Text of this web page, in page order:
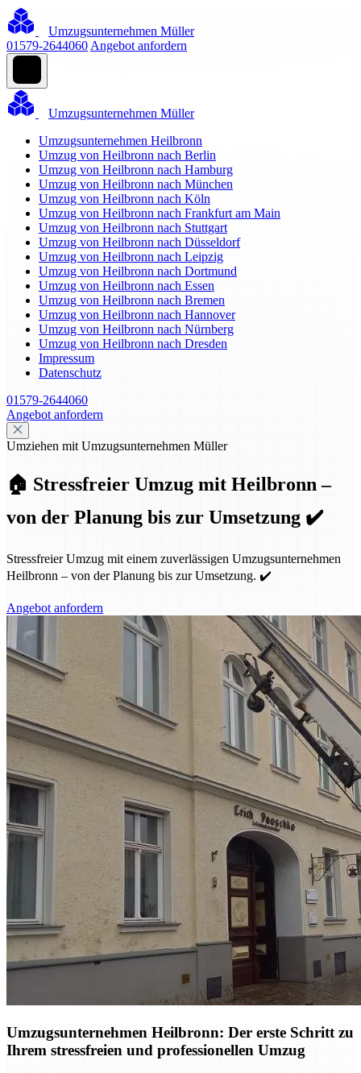
Umzugsunternehmen Müller
01579-2644060 Angebot anfordern
Umzugsunternehmen Müller
Umzugsunternehmen Heilbronn
Umzug von Heilbronn nach Berlin
Umzug von Heilbronn nach Hamburg
Umzug von Heilbronn nach München
Umzug von Heilbronn nach Köln
Umzug von Heilbronn nach Frankfurt am Main
Umzug von Heilbronn nach Stuttgart
Umzug von Heilbronn nach Düsseldorf
Umzug von Heilbronn nach Leipzig
Umzug von Heilbronn nach Dortmund
Umzug von Heilbronn nach Essen
Umzug von Heilbronn nach Bremen
Umzug von Heilbronn nach Hannover
Umzug von Heilbronn nach Nürnberg
Umzug von Heilbronn nach Dresden
Impressum
Datenschutz
01579-2644060
Angebot anfordern
Umziehen mit Umzugsunternehmen Müller
🏠 Stressfreier Umzug mit Heilbronn –
von der Planung bis zur Umsetzung ✔️
Stressfreier Umzug mit einem zuverlässigen Umzugsunternehmen
Heilbronn – von der Planung bis zur Umsetzung. ✔️
Angebot anfordern
Umzugsunternehmen Heilbronn: Der erste Schritt zu
Ihrem stressfreien und professionellen Umzug